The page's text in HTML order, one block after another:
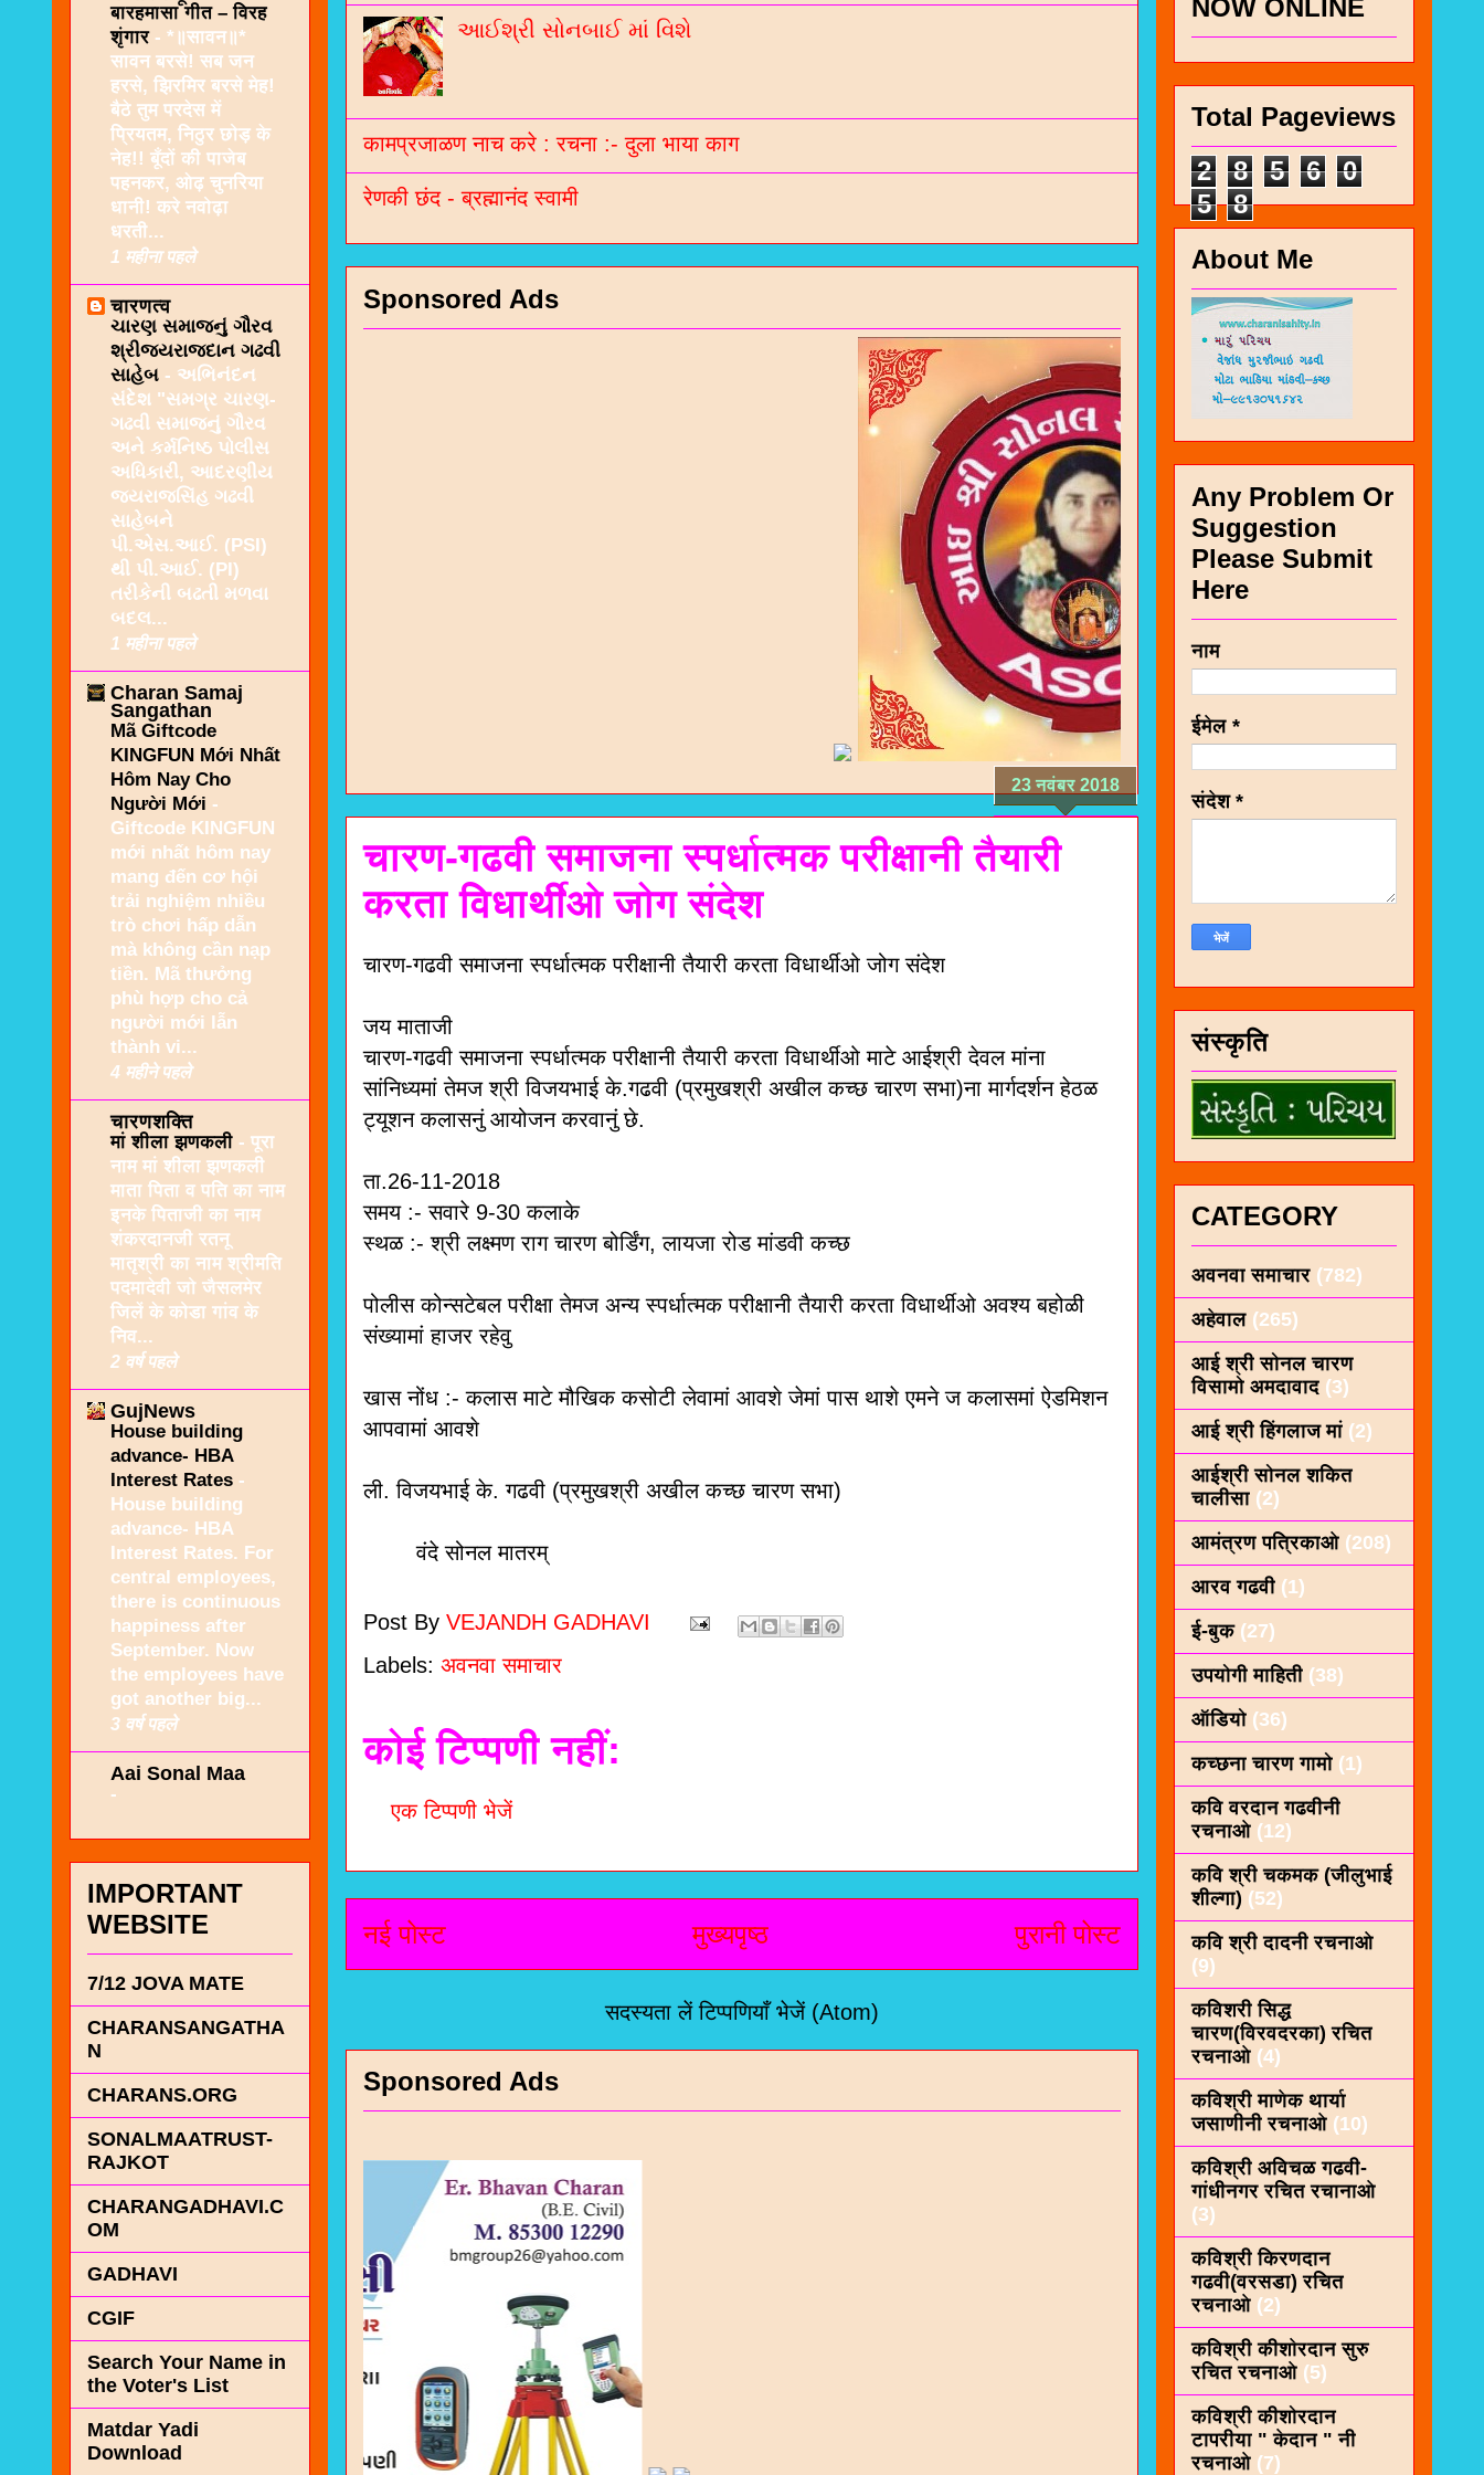
આઈશ્રી સોનબાઈ માં વિશે
कामप्रजाळण नाच करे : रचना :- दुला भाया काग
रेणकी छंद - ब्रह्मानंद स्वामी
Sponsored Ads
23 नवंबर 2018
चारण-गढवी समाजना स्पर्धात्मक परीक्षानी तैयारी
करता विधार्थीओ जोग संदेश
चारण-गढवी समाजना स्पर्धात्मक परीक्षानी तैयारी करता विधार्थीओ जोग संदेश
जय माताजी
चारण-गढवी समाजना स्पर्धात्मक परीक्षानी तैयारी करता विधार्थीओ माटे आईश्री देवल मांना
सांनिध्यमां तेमज श्री विजयभाई के.गढवी (प्रमुखश्री अखील कच्छ चारण सभा)ना मार्गदर्शन हेठळ
ट्यूशन कलासनुं आयोजन करवानुं छे.
ता.26-11-2018
समय :- सवारे 9-30 कलाके
स्थळ :- श्री लक्ष्मण राग चारण बोर्डिंग, लायजा रोड मांडवी कच्छ
पोलीस कोन्सटेबल परीक्षा तेमज अन्य स्पर्धात्मक परीक्षानी तैयारी करता विधार्थीओ अवश्य बहोळी
संख्यामां हाजर रहेवु
खास नोंध :- कलास माटे मौखिक कसोटी लेवामां आवशे जेमां पास थाशे एमने ज कलासमां ऐडमिशन
आपवामां आवशे
ली. विजयभाई के. गढवी (प्रमुखश्री अखील कच्छ चारण सभा)
वंदे सोनल मातरम्
Post By VEJANDH GADHAVI
Labels: अवनवा समाचार
कोई टिप्पणी नहीं:
एक टिप्पणी भेजें
नई पोस्ट पुरानी पोस्ट
मुख्यपृष्ठ
सदस्यता लेंटिप्पणियाँ भेजें (Atom)
Sponsored Ads
बारहमासा गीत – विरह
शृंगार - *॥सावन॥*
सावन बरसे! सब जन
हरसे, झिरमिर बरसे मेह!
बैठे तुम परदेस में
प्रियतम, निठुर छोड़ के
नेह!! बूँदों की पाजेब
पहनकर, ओढ़ चुनरिया
धानी! करे नवोढ़ा
धरती...
1 महीना पहले
चारणत्व
ચારણ સમાજનું ગૌરવ
શ્રીજયરાજદાન ગઢવી
સાહેબ - અભિનંદન
સંદેશ "સમગ્ર ચારણ-
ગઢવી સમાજનું ગૌરવ
અને કર્મનિષ્ઠ પોલીસ
અધિકારી, આદરણીય
જયરાજસિંહ ગઢવી
સાહેબને
પી.એસ.આઈ. (PSI)
થી પી.આઈ. (PI)
તરીકેની બઢતી મળવા
બદલ...
1 महीना पहले
Charan Samaj
Sangathan
Mã Giftcode
KINGFUN Mới Nhất
Hôm Nay Cho
Người Mới -
Giftcode KINGFUN
mới nhất hôm nay
mang đến cơ hội
trải nghiệm nhiều
trò chơi hấp dẫn
mà không cần nạp
tiền. Mã thưởng
phù hợp cho cả
người mới lẫn
thành vi...
4 महीने पहले
चारणशक्ति
मां शीला झणकली - पूरा
नाम मां शीला झणकली
माता पिता व पति का नाम
इनके पिताजी का नाम
शंकरदानजी रतनू
मातृश्री का नाम श्रीमति
पदमादेवी जो जैसलमेर
जिलें के कोडा गांव के
निव...
2 वर्ष पहले
GujNews
House building
advance- HBA
Interest Rates -
House building
advance- HBA
Interest Rates. For
central employees,
there is continuous
happiness after
September. Now
the employees have
got another big...
3 वर्ष पहले
Aai Sonal Maa
-
IMPORTANT
WEBSITE
7/12 JOVA MATE
CHARANSANGATHA
N
CHARANS.ORG
SONALMAATRUST-
RAJKOT
CHARANGADHAVI.C
OM
GADHAVI
CGIF
Search Your Name in
the Voter's List
Matdar Yadi
Download
NOW ONLINE
Total Pageviews
2
8 5 6
0
5
8
About Me
Any Problem Or
Suggestion
Please Submit
Here
नाम
ईमेल *
संदेश *
संस्कृति
CATEGORY
अवनवा समाचार (782)
अहेवाल (265)
आई श्री सोनल चारण
विसामो अमदावाद (3)
आई श्री हिंगलाज मां (2)
आईश्री सोनल शकित
चालीसा (2)
आमंत्रण पत्रिकाओ (208)
आरव गढवी (1)
ई-बुक (27)
उपयोगी माहिती (38)
ऑडियो (36)
कच्छना चारण गामो (1)
कवि वरदान गढवीनी
रचनाओ (12)
कवि श्री चकमक (जीलुभाई
शील्गा) (52)
कवि श्री दादनी रचनाओ
(9)
कविशरी सिद्ध
चारण(विरवदरका) रचित
रचनाओ (4)
कविश्री माणेक थार्या
जसाणीनी रचनाओ (10)
कविश्री अविचळ गढवी-
गांधीनगर रचित रचानाओ
(3)
कविश्री किरणदान
गढवी(वरसडा) रचित
रचनाओ (2)
कविश्री कीशाेरदान सुरु
रचित रचनाओ (5)
कविश्री कीशोरदान
टापरीया " केदान " नी
रचनाओ (7)